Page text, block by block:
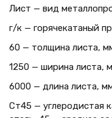
Лист — вид
г/к — горячекатаный
60 — толщина листа,
1250 — ширина листа,
6000 — длина листа,
Ст45 — углеродистая